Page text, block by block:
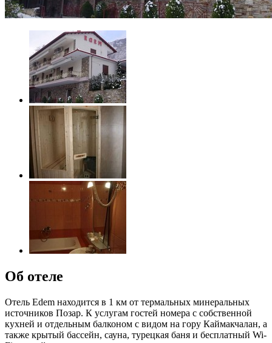
Об отеле
Отель Edem находится в 1 км от термальных минеральных
источников Позар. К услугам гостей номера с собственной
кухней и отдельным балконом с видом на гору Каймакчалан, а
также крытый бассейн, сауна, турецкая баня и бесплатный Wi-